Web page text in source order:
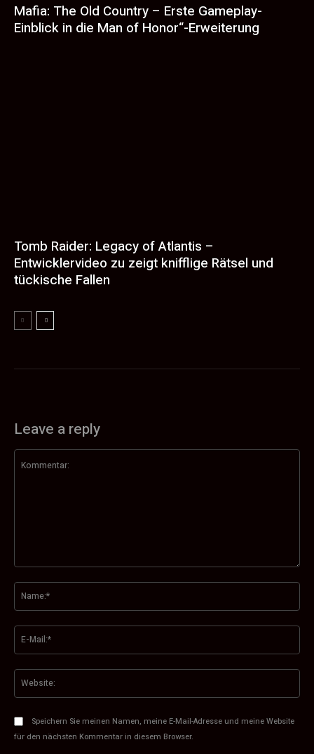
Mafia: The Old Country – Erste Gameplay-
Einblick in die Man of Honor“-Erweiterung
Tomb Raider: Legacy of Atlantis –
Entwicklervideo zu zeigt knifflige Rätsel und
tückische Fallen
Leave a reply
Speichern Sie meinen Namen, meine E-Mail-Adresse und meine Website
für den nächsten Kommentar in diesem Browser.